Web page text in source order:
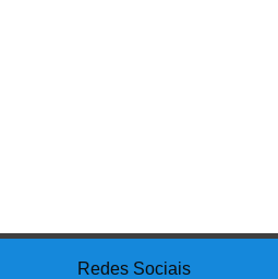
Redes Sociais